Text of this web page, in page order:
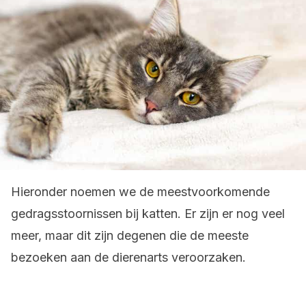
Hieronder noemen we de meestvoorkomende
gedragsstoornissen bij katten. Er zijn er nog veel
meer, maar dit zijn degenen die de meeste
bezoeken aan de dierenarts veroorzaken.